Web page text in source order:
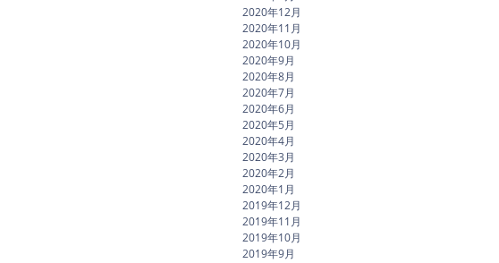
2020年12月
2020年11月
2020年10月
2020年9月
2020年8月
2020年7月
2020年6月
2020年5月
2020年4月
2020年3月
2020年2月
2020年1月
2019年12月
2019年11月
2019年10月
2019年9月